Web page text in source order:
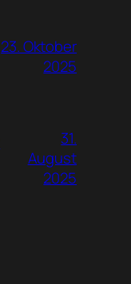
23. Oktober
2025
31.
August
2025